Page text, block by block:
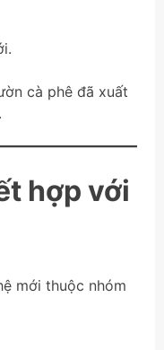
cà phê đã xuất
hợp với
mới thuộc nhóm